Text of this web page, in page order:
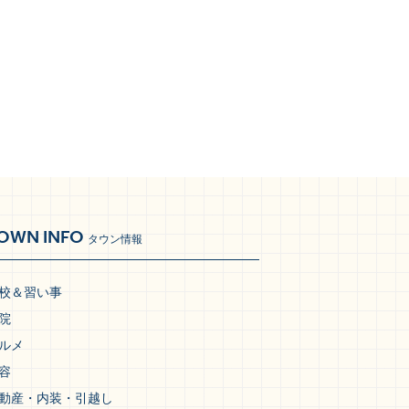
INFO タウン情報
＆習い事
メ
産・内装・引越し